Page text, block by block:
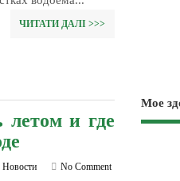
ЧИТАТИ ДАЛІ >>>
и где
Новости No Comment
Мое